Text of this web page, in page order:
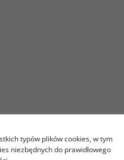
typów plików cookies, w tym
niezbędnych do prawidłowego